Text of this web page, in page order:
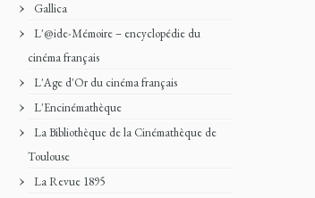
Gallica
L'@ide-Mémoire – encyclopédie du
cinéma français
L'Age d'Or du cinéma français
L'Encinémathèque
La Bibliothèque de la Cinémathèque de
Toulouse
La Revue 1895